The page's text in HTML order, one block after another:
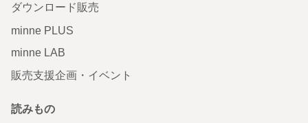
ダウンロード販売
minne PLUS
minne LAB
販売支援企画・イベント
読みもの